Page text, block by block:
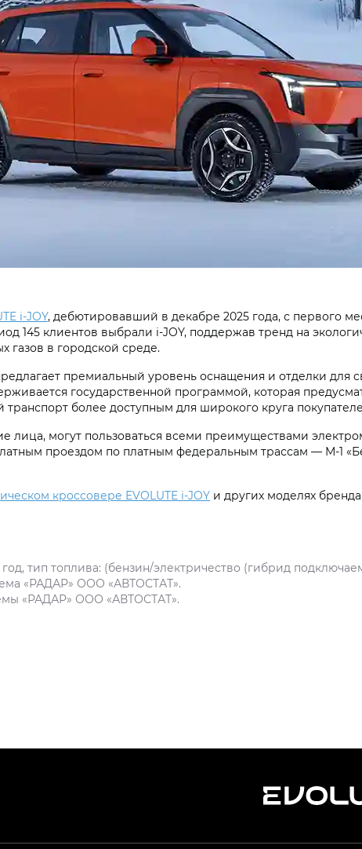
i‑JOY, дебютировавший в декабре 2025 года, с первого
145 клиентов выбрали i‑JOY, поддержав тренд на
газов в городской среде.
премиальный уровень оснащения и отделки для
государственной программой, которая
более доступным для широкого круга
лица, могут пользоваться всеми преимуществами
проездом по платным федеральным трассам — М-1
кроссовере EVOLUTE i‑JOY и других моделях
тип топлива: (бензин/электричество (гибрид
«РАДАР» ООО «АВТОСТАТ».
«РАДАР» ООО «АВТОСТАТ».